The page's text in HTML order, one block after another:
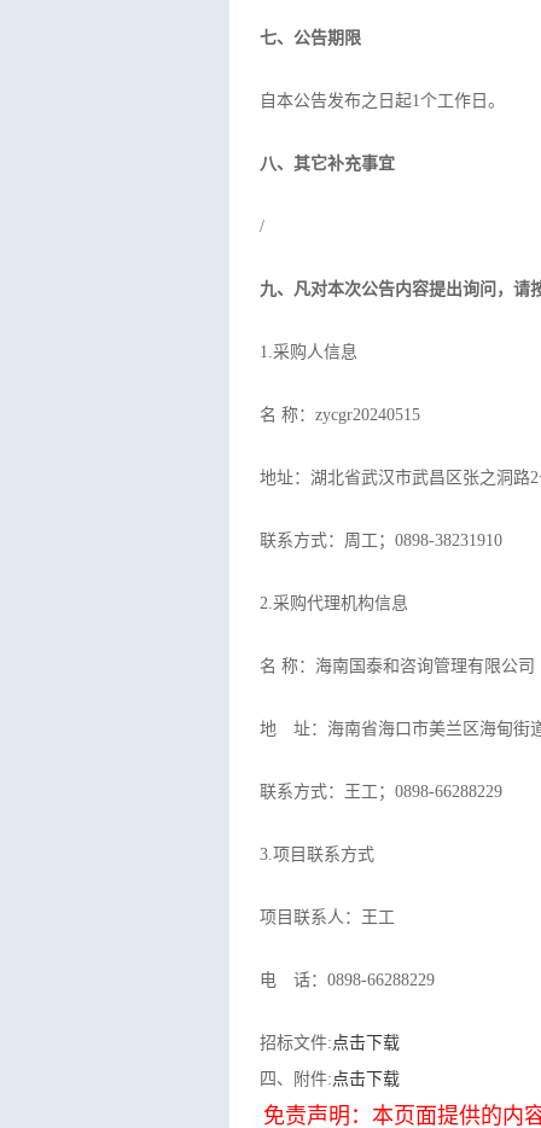
七、公告期限
自本公告发布之日起1个工作日。
八、其它补充事宜
/
九、凡对本次公告内容提出询问，请
1.采购人信息
名 称：zycgr20240515
地址：湖北省武汉市武昌
联系方式：周工；0898-
2.采购代理机构信息
名 称：海南国泰和咨
地 址：海南省海口市美兰
联系方式：王工；
3.项目联系方式
项目联系人：王工
电 话：0898-66288229
招标文件:点击下载
四、附件:点击下载
免责声明：本页面提供的内